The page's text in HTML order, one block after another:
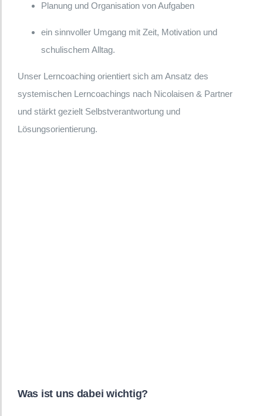
Planung und Organisation von Aufgaben
ein sinnvoller Umgang mit Zeit, Motivation und
schulischem Alltag.
Unser Lerncoaching orientiert sich am Ansatz des
systemischen Lerncoachings nach Nicolaisen & Partner
und stärkt gezielt Selbstverantwortung und
Lösungsorientierung.
Was ist uns dabei wichtig?